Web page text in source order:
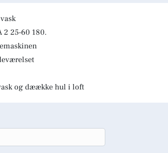
2 25-60 180.
og dæække hul i loft